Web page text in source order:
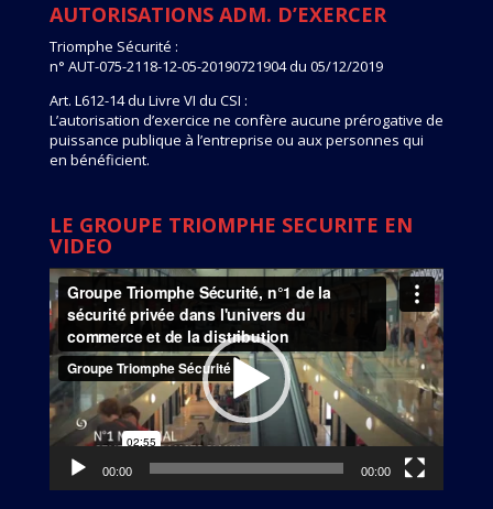
AUTORISATIONS ADM. D’EXERCER
Triomphe Sécurité :
n° AUT-075-2118-12-05-20190721904 du 05/12/2019
Art. L612-14 du Livre VI du CSI :
L’autorisation d’exercice ne confère aucune prérogative de
puissance publique à l’entreprise ou aux personnes qui
en bénéficient.
LE GROUPE TRIOMPHE SECURITE EN
VIDEO
Lecteur
vidéo
00:00 00:00